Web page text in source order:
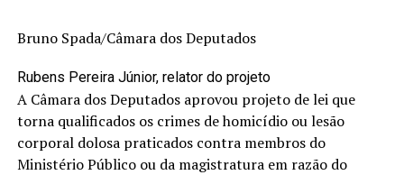
Bruno Spada/Câmara dos Deputados
Rubens Pereira Júnior, relator do projeto
A Câmara dos Deputados aprovou projeto de lei que
torna qualificados os crimes de homicídio ou lesão
corporal dolosa praticados contra membros do
Ministério Público ou da magistratura em razão do